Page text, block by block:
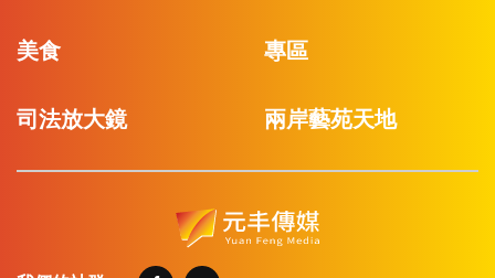
美食 專區
司法放大鏡 兩岸藝苑天地